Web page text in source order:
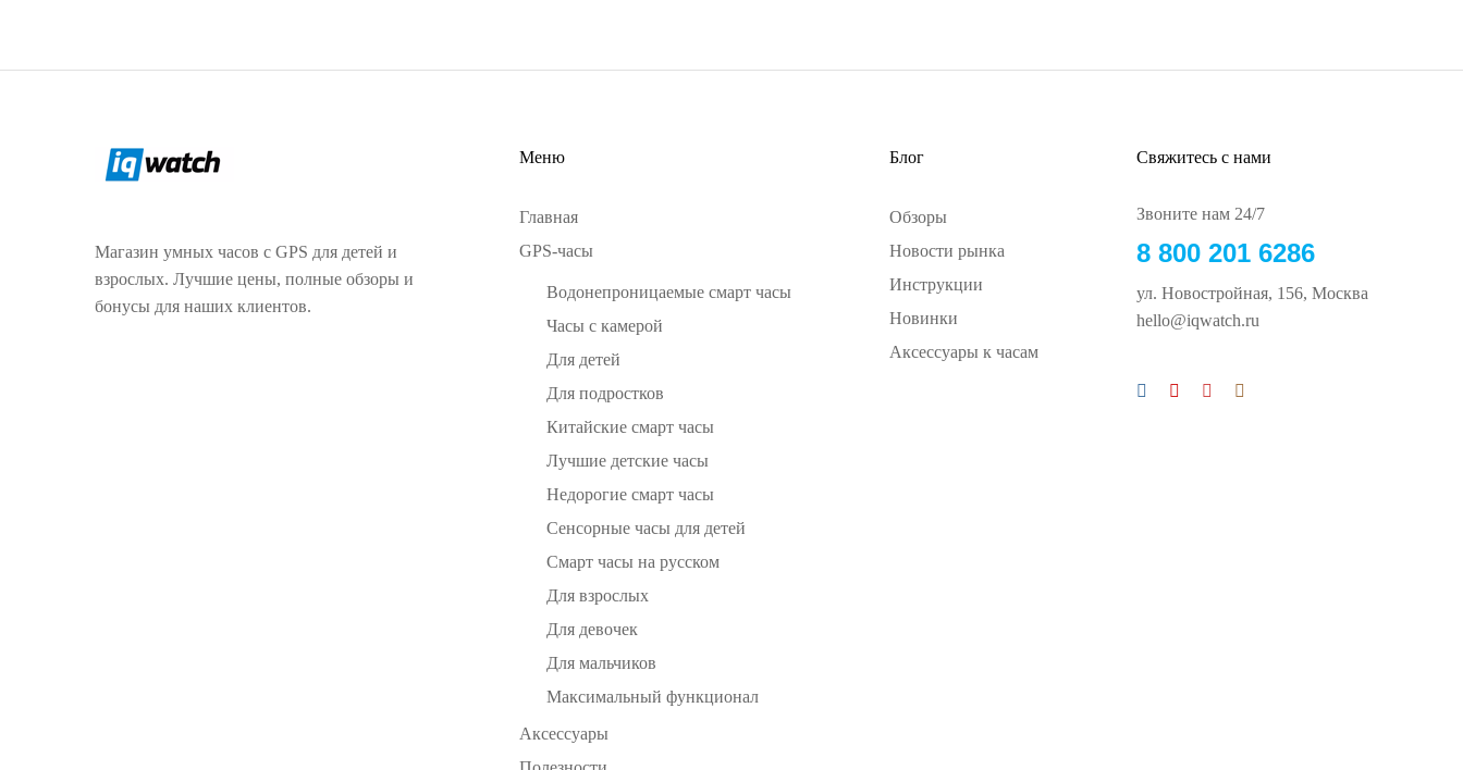
Магазин умных часов с GPS для детей и
взрослых. Лучшие цены, полные обзоры и
бонусы для наших клиентов.
Меню
Главная
GPS-часы
Водонепроницаемые смарт часы
Часы с камерой
Для детей
Для подростков
Китайские смарт часы
Лучшие детские часы
Недорогие смарт часы
Сенсорные часы для детей
Смарт часы на русском
Для взрослых
Для девочек
Для мальчиков
Максимальный функционал
Аксессуары
Блог
Обзоры
Новости рынка
Инструкции
Новинки
Аксессуары к часам
Свяжитесь с нами
Звоните нам 24/7
8 800 201 6286
ул. Новостройная, 156, Москва
hello@iqwatch.ru